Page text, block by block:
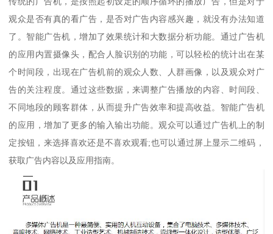
观众是否有真的看广告，是否对广告内容感兴趣，就没有办法知道
了。智能广告机，增加了效果统计和大数据分析功能。通过广告机
的应用内置摄像头，配合人脸识别的功能，可以轻松的统计出在某
个时间段，出现在广告机前的观众人数、人群画像，以及观众对广
告的关注程度。通过这些数据，来调整广告播放的内容、时间段、
不同地段的顾客群体，从而提升广告效率和提高收益。智能广告机
的应用，增加了更多的输入输出功能。观众可以通过广告机上的制
定按钮，来选择喜欢还是不喜欢观看;也可以通过屏上显示二维码，
获取广告内容以及应用指南。